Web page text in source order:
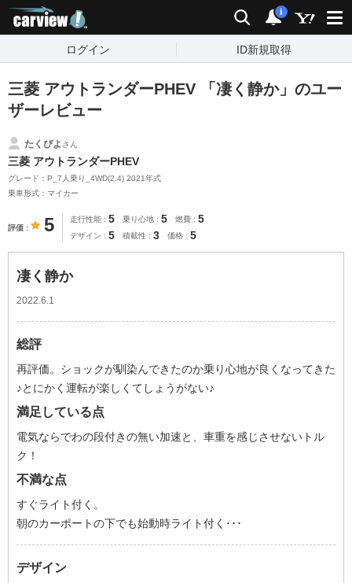
検索 通知
i
ログイン ID新規取得
三菱 アウトランダーPHEV 「凄く静か」のユー
ザーレビュー
たくぴよ さん
三菱 アウトランダーPHEV
グレード：P_7人乗り_4WD(2.4) 2021年式
乗車形式：マイカー
評価 5 走行性能 5 乗り心地 5 燃費 5
デザイン 5 積載性 3 価格 5
凄く静か
2022.6.1
総評
再評価。ショックが馴染んできたのか乗り心地が良くなってきた
♪とにかく運転が楽しくてしょうがない♪
満足している点
電気ならでわの段付きの無い加速と、車重を感じさせないトル
ク！
不満な点
すぐライト付く。
朝のカーポートの下でも始動時ライト付く･･･
デザイン